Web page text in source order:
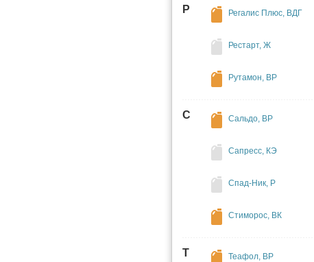
Р Регалис Плюс, ВДГ
Рестарт, Ж
Рутамон, ВР
С Сальдо, ВР
Сапресс, КЭ
Спад-Ник, Р
Стиморос, ВК
Т Теафол, ВР